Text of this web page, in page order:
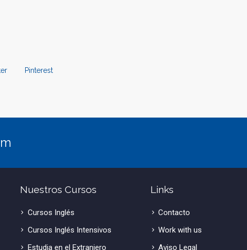
Pinterest
Nuestros Cursos
Cursos Inglés
Cursos Inglés Intensivos
Estudia en el Extranjero
Links
Contacto
Work with us
Aviso Legal